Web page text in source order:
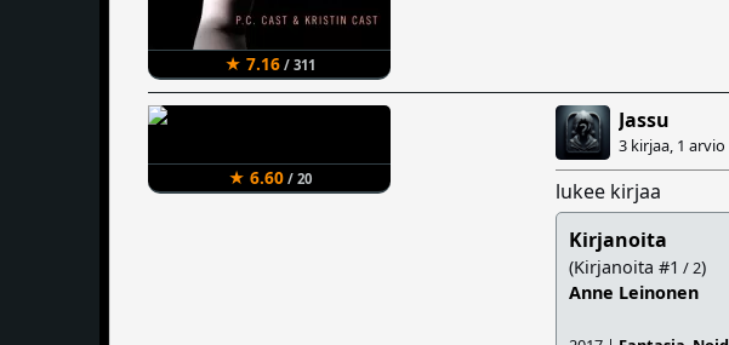
★ 7.16/ 311
★ 6.60/ 20
Jassu
3 kirjaa, 1 arvio
lukee kirjaa
Kirjanoita
(Kirjanoita #1 / 2)
Anne Leinonen